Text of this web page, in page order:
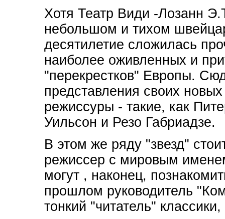
Хотя Театр Види -Лозанн
небольшом и тихом
десятилетие сложилась
наиболее оживленных и
"перекрестков" Европы.
представления своих
режиссуры - такие, как
Уильсон и Резо Габриадзе.
В этом же ряду "звезд"
режиссер с мировым
могут , наконец,
прошлом руководитель
тонкий "читатель"